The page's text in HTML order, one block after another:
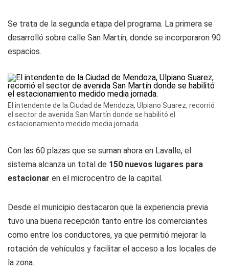
Se trata de la segunda etapa del programa. La primera se
desarrolló sobre calle San Martín, donde se incorporaron 90
espacios.
El intendente de la Ciudad de Mendoza, Ulpiano Suarez, recorrió
el sector de avenida San Martín donde se habilitó el
estacionamiento medido media jornada.
Con las 60 plazas que se suman ahora en Lavalle, el
sistema alcanza un total de 150 nuevos lugares para
estacionar en el microcentro de la capital.
Desde el municipio destacaron que la experiencia previa
tuvo una buena recepción tanto entre los comerciantes
como entre los conductores, ya que permitió mejorar la
rotación de vehículos y facilitar el acceso a los locales de
la zona.